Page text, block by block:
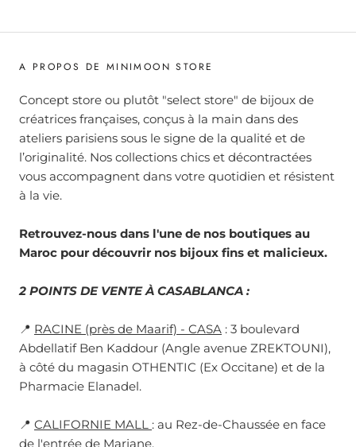
A PROPOS DE MINIMOON STORE
Concept store ou plutôt "select store" de bijoux de
créatrices françaises, conçus à la main dans des
ateliers parisiens sous le signe de la qualité et de
l’originalité. Nos collections chics et décontractées
vous accompagnent dans votre quotidien et résistent
à la vie.
Retrouvez-nous dans l'une de nos boutiques au
Maroc pour découvrir nos bijoux fins et malicieux.
2 POINTS DE VENTE À CASABLANCA :
📍 RACINE (près de Maarif) - CASA : 3 boulevard
Abdellatif Ben Kaddour (Angle avenue ZREKTOUNI),
à côté du magasin OTHENTIC (Ex Occitane) et de la
Pharmacie Elanadel.
📍 CALIFORNIE MALL : au Rez-de-Chaussée en face
de l'entrée de Marjane.